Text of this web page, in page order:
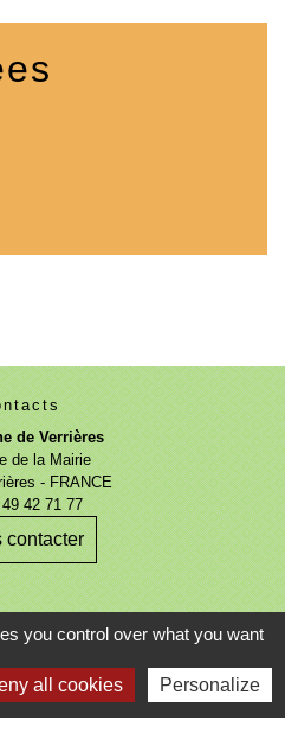
de Verrières
de la Mairie
- FRANCE
42 71 77
contacter
de confidentialité -
site - Gestion des cookies
you control over what you want
all cookies Personalize